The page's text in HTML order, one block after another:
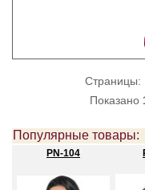
Страницы:
Показано
Популярные товары:
PN-104